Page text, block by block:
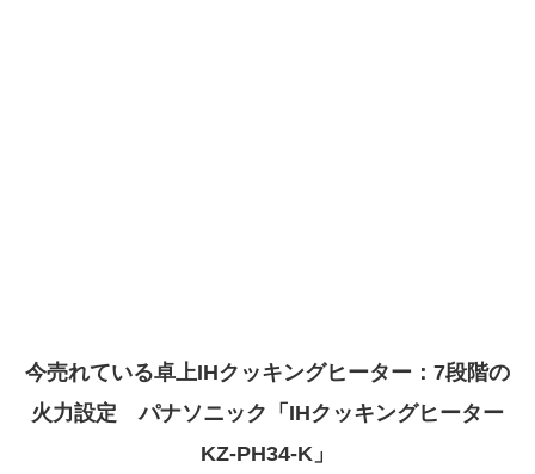
今売れている卓上IHクッキングヒーター：7段階の
火力設定 パナソニック「IHクッキングヒーター
KZ-PH34-K」